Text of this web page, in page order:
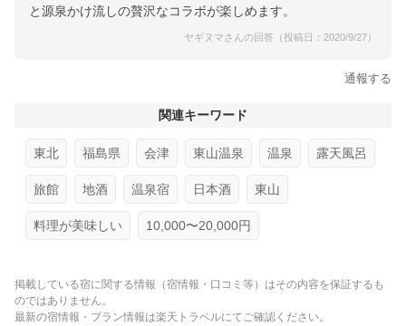
と源泉かけ流しの贅沢なコラボが楽しめます。
ヤギヌマさんの回答（投稿日：2020/9/27）
通報する
関連キーワード
東北 福島県 会津 東山温泉 温泉 露天風呂
旅館 地酒 温泉宿 日本酒 東山
料理が美味しい 10,000〜20,000円
掲載している宿に関する情報（宿情報・口コミ等）はその内容を保証するも
のではありません。
最新の宿情報・プラン情報は楽天トラベルにてご確認ください。